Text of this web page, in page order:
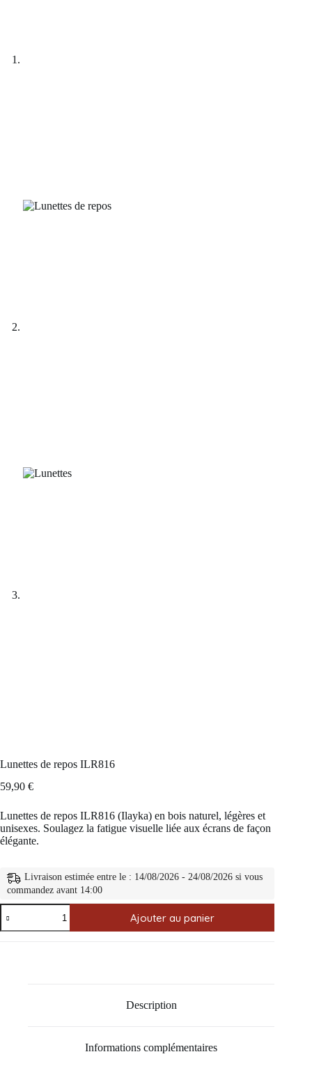
Lunettes de repos ILR816
59,90 €
Lunettes de repos ILR816 (Ilayka) en bois naturel, légères et
unisexes. Soulagez la fatigue visuelle liée aux écrans de façon
élégante.
Livraison estimée entre le : 14/08/2026 - 24/08/2026 si vous
commandez avant 14:00
quantité
de
Lunettes
Ajouter au panier
Description
Informations complémentaires